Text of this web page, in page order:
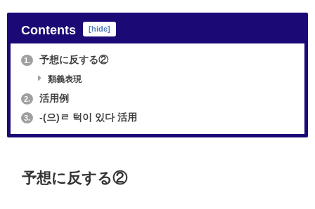
Contents [hide]
1. 予想に反する②
類義表現
2. 活用例
3. -(으)ㄹ 턱이 있다 活用
予想に反する②